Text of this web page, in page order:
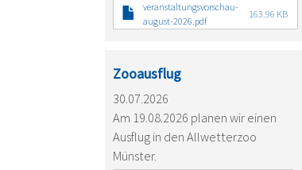
veranstaltungsvorschau-
august-2026.pdf
163.96 KB
Zooausflug
30.07.2026
Am 19.08.2026 planen wir einen
Ausflug in den Allwetterzoo
Münster.